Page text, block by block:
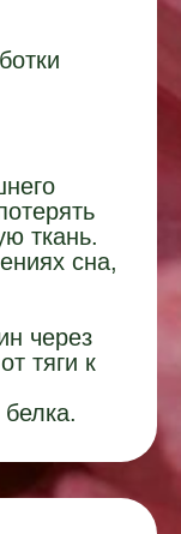
ткань.
сна,
через
тяги к